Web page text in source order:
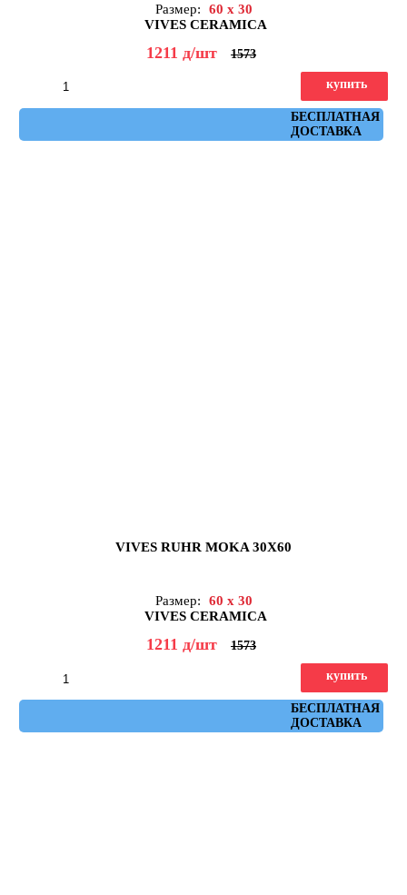
Размер:
60 x 30
VIVES CERAMICA
1211 д/шт 1573
БЕСПЛАТНАЯ
ДОСТАВКА
купить
VIVES RUHR MOKA 30X60
Размер:
60 x 30
VIVES CERAMICA
1211 д/шт 1573
БЕСПЛАТНАЯ
ДОСТАВКА
купить